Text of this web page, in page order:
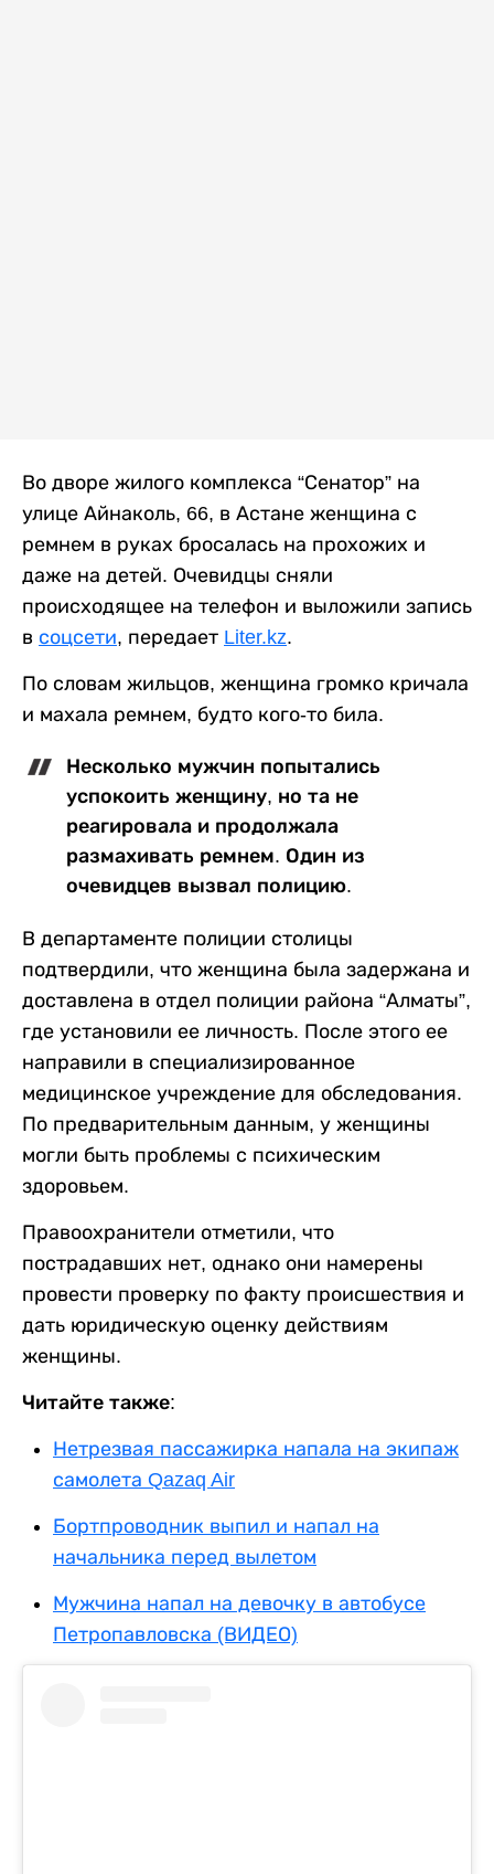
Во дворе жилого комплекса “Сенатор” на
улице Айнаколь, 66, в Астане женщина с
ремнем в руках бросалась на прохожих и
даже на детей. Очевидцы сняли
происходящее на телефон и выложили запись
в соцсети, передает Liter.kz.
По словам жильцов, женщина громко кричала
и махала ремнем, будто кого-то била.
Несколько мужчин попытались
успокоить женщину, но та не
реагировала и продолжала
размахивать ремнем. Один из
очевидцев вызвал полицию.
В департаменте полиции столицы
подтвердили, что женщина была задержана и
доставлена в отдел полиции района “Алматы”,
где установили ее личность. После этого ее
направили в специализированное
медицинское учреждение для обследования.
По предварительным данным, у женщины
могли быть проблемы с психическим
здоровьем.
Правоохранители отметили, что
пострадавших нет, однако они намерены
провести проверку по факту происшествия и
дать юридическую оценку действиям
женщины.
Читайте также:
Нетрезвая пассажирка напала на экипаж
самолета Qazaq Air
Бортпроводник выпил и напал на
начальника перед вылетом
Мужчина напал на девочку в автобусе
Петропавловска (ВИДЕО)